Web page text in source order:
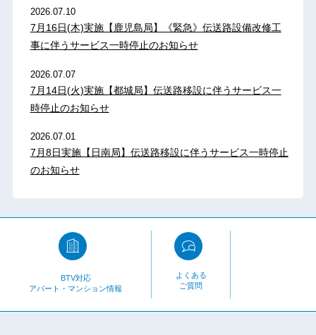
2026.07.10
7月16日(木)実施【鹿児島局】《緊急》伝送路設備改修工
事に伴うサービス一時停止のお知らせ
2026.07.07
7月14日(火)実施【都城局】伝送路移設に伴うサービス一
時停止のお知らせ
2026.07.01
7月8日実施【日南局】伝送路移設に伴うサービス一時停止
のお知らせ
BTV対応
アパート・マンション情報
よくある
ご質問